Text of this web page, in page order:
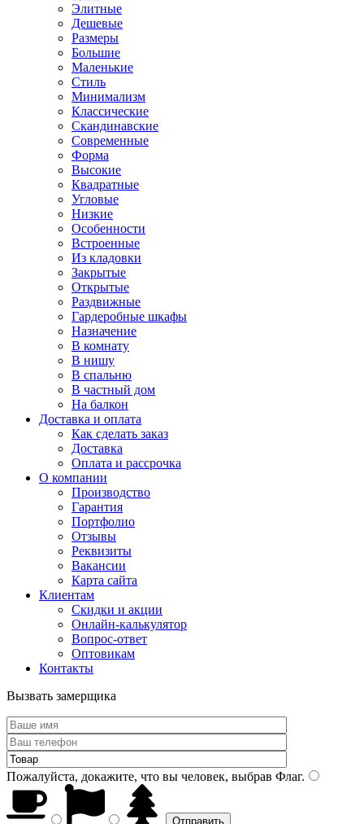
Элитные
Дешевые
Размеры
Большие
Маленькие
Стиль
Минимализм
Классические
Скандинавские
Современные
Форма
Высокие
Квадратные
Угловые
Низкие
Особенности
Встроенные
Из кладовки
Закрытые
Открытые
Раздвижные
Гардеробные шкафы
Назначение
В комнату
В нишу
В спальню
В частный дом
На балкон
Доставка и оплата
Как сделать заказ
Доставка
Оплата и рассрочка
О компании
Производство
Гарантия
Портфолио
Отзывы
Реквизиты
Вакансии
Карта сайта
Клиентам
Скидки и акции
Онлайн-калькулятор
Вопрос-ответ
Оптовикам
Контакты
Вызвать замерщика
Пожалуйста, докажите, что вы человек, выбрав Флаг.